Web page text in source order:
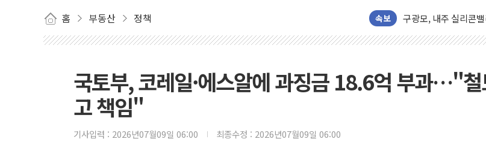
홈 부동산 정책 속보
뉴욕증시 개장 전 특
김정관 장관 "영업이
청와대, 북한 단거리
금값 7주 만에 최고…
[인도증시] 중동 긴
러, 1인칭시점 드론
[베트남 증시] 지수
국토부, 코레일·에스알에 과징금 18.6억 부과…"
고 책임"
기사입력 : 2026년07월09일 06:00 최종수정 : 2026년07월09일 06:00